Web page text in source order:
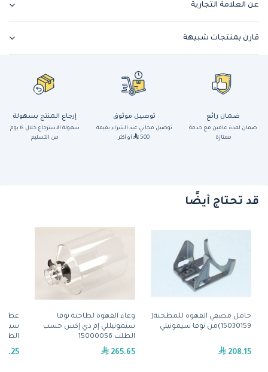
عن العلامة التجارية
قارن بمنتجات شبيهة
ضمان رائع
ضمان لمدة عامين مع خدمة
ممتازة
توصيل موثوق
توصيل مجاني عند الشراء بقيمة
500
أو أكثر
إرجاع المنتج بسهولة
سهولة الاسترجاع خلال ١٤ يوم
من التسليم
قد تحتاج أيضًا
حامل مصفي القهوة للمطحنة(
15030159)من نوفا سيمونيلي
208.15
وعاء القهوة لطاحنة نوفا
سيمونيللي إم دي إكس حسب
الطلب 15000056
265.65
غطاء
الطلب